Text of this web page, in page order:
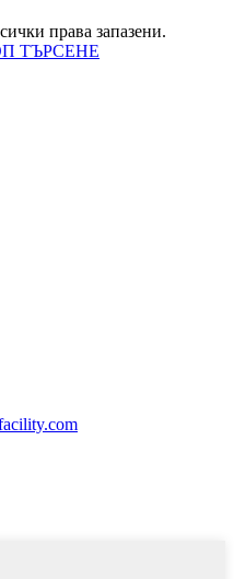
права запазени.
ТЪРСЕНЕ